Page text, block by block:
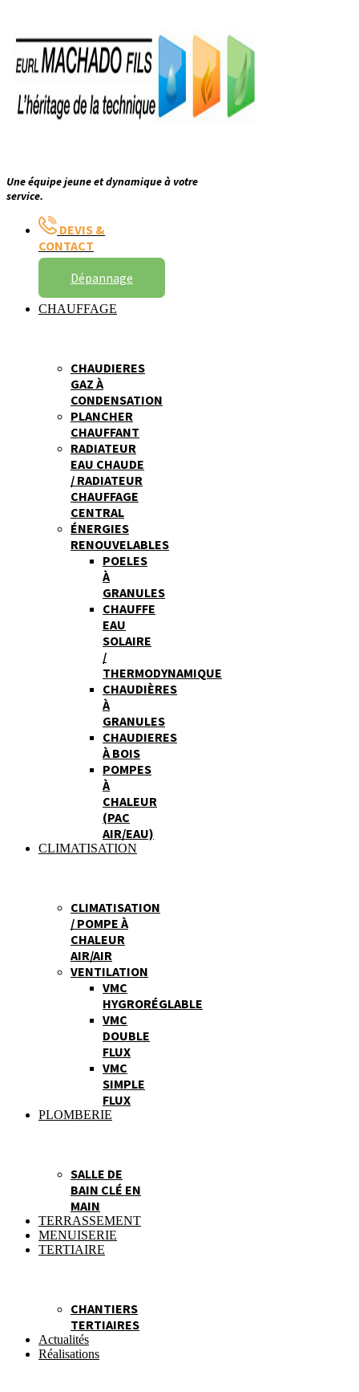
Une équipe jeune et dynamique à votre
service.
DEVIS &
CONTACT
Dépannage
CHAUFFAGE
CHAUDIERES
GAZ À
CONDENSATION
PLANCHER
CHAUFFANT
RADIATEUR
EAU CHAUDE
/ RADIATEUR
CHAUFFAGE
CENTRAL
ÉNERGIES
RENOUVELABLES
POELES
À
GRANULES
CHAUFFE
EAU
SOLAIRE
/
THERMODYNAMIQUE
CHAUDIÈRES
À
GRANULES
CHAUDIERES
À BOIS
POMPES
À
CHALEUR
(PAC
AIR/EAU)
CLIMATISATION
CLIMATISATION
/ POMPE À
CHALEUR
AIR/AIR
VENTILATION
VMC
HYGRORÉGLABLE
VMC
DOUBLE
FLUX
VMC
SIMPLE
FLUX
PLOMBERIE
SALLE DE
BAIN CLÉ EN
MAIN
TERRASSEMENT
MENUISERIE
TERTIAIRE
CHANTIERS
TERTIAIRES
Actualités
Réalisations